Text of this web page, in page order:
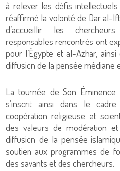
à relever les défis
réaffirmé la volonté de Dar al-
d’accueillir les
responsables rencontrés ont
pour l’Égypte et al-Azhar,
diffusion de la pensée médiane
La tournée de Son
s’inscrit ainsi dans le
coopération religieuse et
des valeurs de modération
diffusion de la pensée
soutien aux programmes de
des savants et des chercheurs.